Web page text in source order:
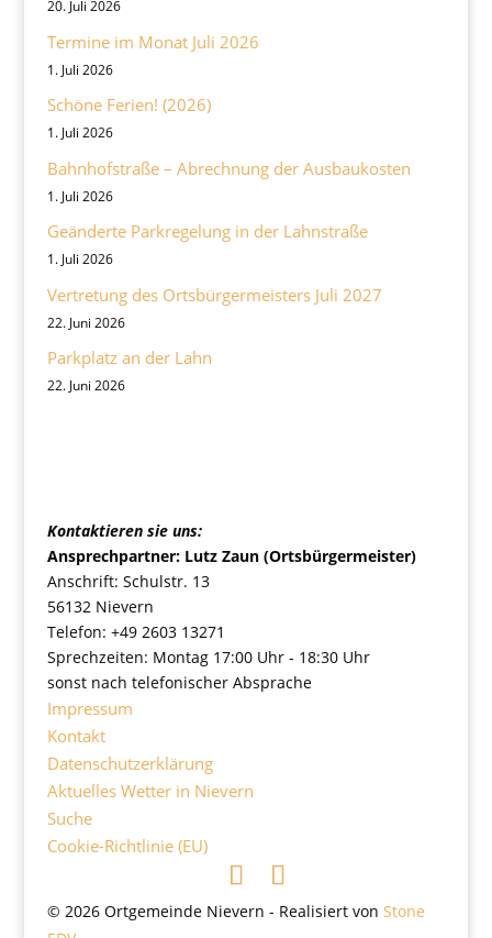
20. Juli 2026
Termine im Monat Juli 2026
1. Juli 2026
Schöne Ferien! (2026)
1. Juli 2026
Bahnhofstraße – Abrechnung der Ausbaukosten
1. Juli 2026
Geänderte Parkregelung in der Lahnstraße
1. Juli 2026
Vertretung des Ortsbürgermeisters Juli 2027
22. Juni 2026
Parkplatz an der Lahn
22. Juni 2026
Kontaktieren sie uns:
Ansprechpartner: Lutz Zaun (Ortsbürgermeister)
Anschrift: Schulstr. 13
56132 Nievern
Telefon: +49 2603 13271
Sprechzeiten: Montag 17:00 Uhr - 18:30 Uhr
sonst nach telefonischer Absprache
Impressum
Kontakt
Datenschutzerklärung
Aktuelles Wetter in Nievern
Suche
Cookie-Richtlinie (EU)
© 2026 Ortgemeinde Nievern - Realisiert von Stone